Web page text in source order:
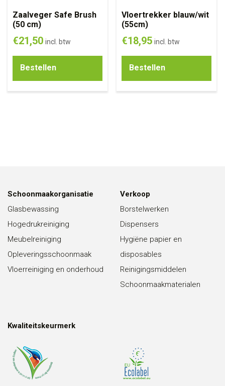
Zaalveger Safe Brush
(50 cm)
€21,50 incl. btw
Bestellen
Vloertrekker blauw/wit
(55cm)
€18,95 incl. btw
Bestellen
Schoonmaakorganisatie
Glasbewassing
Hogedrukreiniging
Meubelreiniging
Opleveringsschoonmaak
Vloerreiniging en onderhoud
Verkoop
Borstelwerken
Dispensers
Hygiëne papier en
disposables
Reinigingsmiddelen
Schoonmaakmaterialen
Kwaliteitskeurmerk